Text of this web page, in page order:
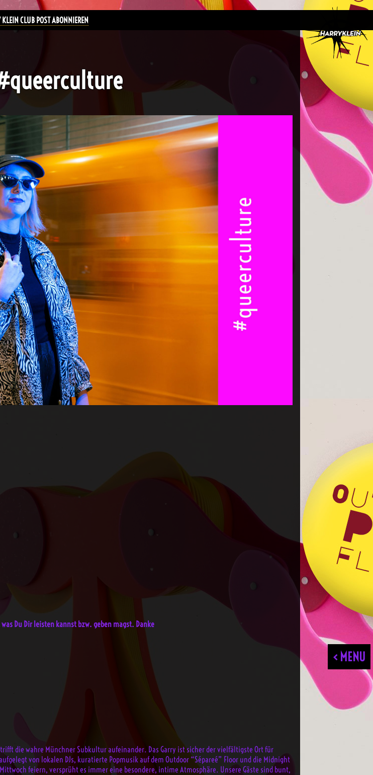
KLEIN CLUB POST ABONNIEREN
< MENU
Du Dir leisten kannst bzw. geben magst. Danke
die wahre Münchner Subkultur aufeinander. Das Garry ist sicher der vielfältigste Ort für
von lokalen DJs, kuratierte Popmusik auf dem Outdoor “Sépareé” Floor und die Midnight
feiern, versprüht es immer eine besondere, intime Atmosphäre. Unsere Gäste sind bunt,